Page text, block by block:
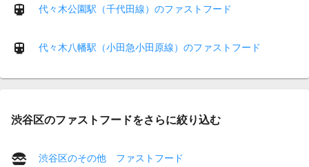
代々木公園駅（千代田線）のファストフード
代々木八幡駅（小田急小田原線）のファストフード
渋谷区のファストフードをさらに絞り込む
渋谷区のその他 ファストフード